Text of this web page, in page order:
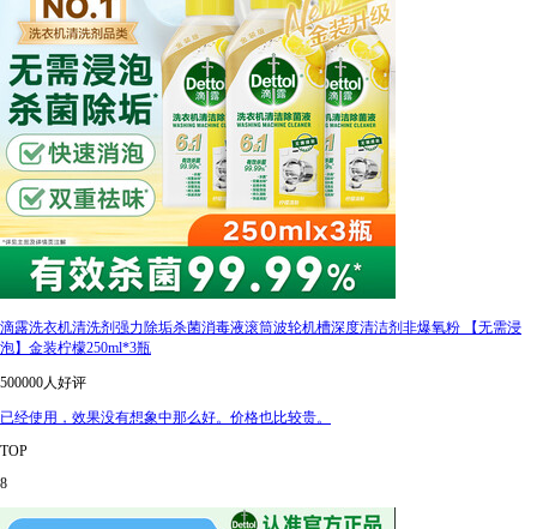
滴露洗衣机清洗剂强力除垢杀菌消毒液滚筒波轮机槽深度清洁剂非爆氧粉 【无需浸
泡】金装柠檬250ml*3瓶
500000人好评
已经使用，效果没有想象中那么好。价格也比较贵。
TOP
8